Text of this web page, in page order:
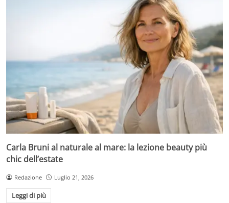
Carla Bruni al naturale al mare: la lezione beauty più
chic dell’estate
Redazione Luglio 21, 2026
Leggi di più